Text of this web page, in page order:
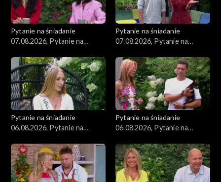
Pytanie na śniadanie
07.08.2026, Pytanie na
Pytanie na śniadanie
07.08.2026, Pytanie na
Pytanie na śniadanie
06.08.2026, Pytanie na
Pytanie na śniadanie
06.08.2026, Pytanie na